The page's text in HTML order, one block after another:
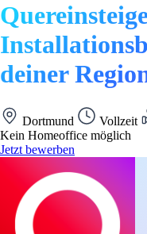
deiner
Dortmund Vollzeit
Kein Homeoffice möglich
Jetzt bewerben